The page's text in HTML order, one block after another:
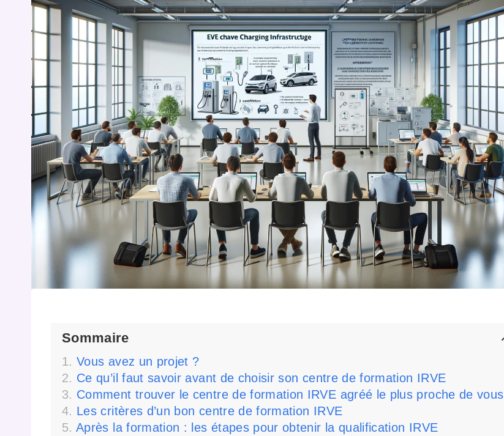
Sommaire
Vous avez un projet ?
Ce qu’il faut savoir avant de choisir son centre de formation IRVE
Comment trouver le centre de formation IRVE agréé le plus proche de vous
Les critères d’un bon centre de formation IRVE
Après la formation : les étapes pour obtenir la qualification IRVE